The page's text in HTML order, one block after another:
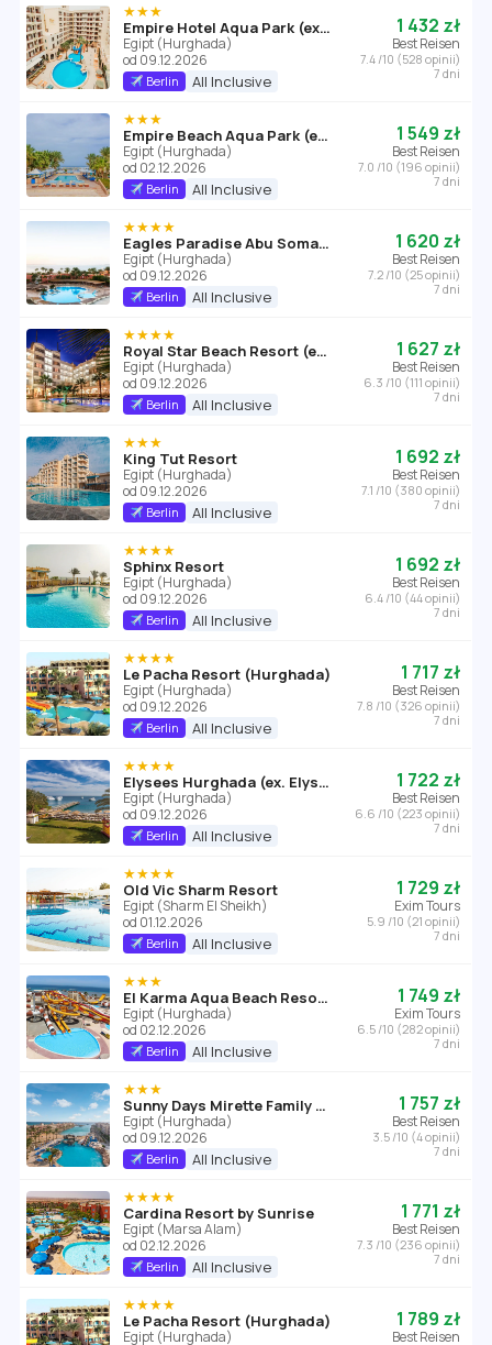
★★★
Empire Hotel Aqua Park (ex. Triton Empire Hotel Hurghada)
Egipt (Hurghada)
od 09.12.2026
Berlin All Inclusive
1 432 zł
Best Reisen
7.4 /10 (528 opinii)
7 dni
★★★
Empire Beach Aqua Park (ex. Triton Empire Beach Resort Hurghada)
Egipt (Hurghada)
od 02.12.2026
Berlin All Inclusive
1 549 zł
Best Reisen
7.0 /10 (196 opinii)
7 dni
★★★★
Eagles Paradise Abu Soma Resort
Egipt (Hurghada)
od 09.12.2026
Berlin All Inclusive
1 620 zł
Best Reisen
7.2 /10 (25 opinii)
7 dni
★★★★
Royal Star Beach Resort (ex Three Corners)
Egipt (Hurghada)
od 09.12.2026
Berlin All Inclusive
1 627 zł
Best Reisen
6.3 /10 (111 opinii)
7 dni
★★★
King Tut Resort
Egipt (Hurghada)
od 09.12.2026
Berlin All Inclusive
1 692 zł
Best Reisen
7.1 /10 (380 opinii)
7 dni
★★★★
Sphinx Resort
Egipt (Hurghada)
od 09.12.2026
Berlin All Inclusive
1 692 zł
Best Reisen
6.4 /10 (44 opinii)
7 dni
★★★★
Le Pacha Resort (Hurghada)
Egipt (Hurghada)
od 09.12.2026
Berlin All Inclusive
1 717 zł
Best Reisen
7.8 /10 (326 opinii)
7 dni
★★★★
Elysees Hurghada (ex. Elysees Dream Beach)
Egipt (Hurghada)
od 09.12.2026
Berlin All Inclusive
1 722 zł
Best Reisen
6.6 /10 (223 opinii)
7 dni
★★★★
Old Vic Sharm Resort
Egipt (Sharm El Sheikh)
od 01.12.2026
Berlin All Inclusive
1 729 zł
Exim Tours
5.9 /10 (21 opinii)
7 dni
★★★
El Karma Aqua Beach Resort (ex. Nubia Aqua Beach Resort)
Egipt (Hurghada)
od 02.12.2026
Berlin All Inclusive
1 749 zł
Exim Tours
6.5 /10 (282 opinii)
7 dni
★★★
Sunny Days Mirette Family Resort
Egipt (Hurghada)
od 09.12.2026
Berlin All Inclusive
1 757 zł
Best Reisen
3.5 /10 (4 opinii)
7 dni
★★★★
Cardina Resort by Sunrise
Egipt (Marsa Alam)
od 02.12.2026
Berlin All Inclusive
1 771 zł
Best Reisen
7.3 /10 (236 opinii)
7 dni
★★★★
Le Pacha Resort (Hurghada)
Egipt (Hurghada)
1 789 zł
Best Reisen